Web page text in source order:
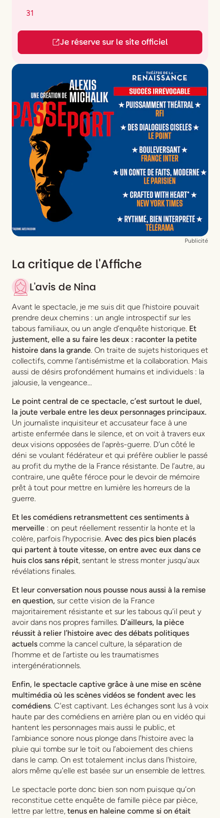
31
Je réserve sur le site officiel
Publicité
La critique de l'Affiche
L'avis de Nina
Avant le spectacle, je me suis dit que l’histoire pouvait
prendre deux chemins : un angle introspectif sur les
tabous familiaux, ou un angle d’enquête historique. Et
justement, elle a su faire les deux : raconter la petite
histoire dans la grande. On traite de sujets historiques et
collectifs, comme l’antisémistme et la collaboration. Mais
aussi de désirs profondément humains et individuels : la
jalousie, la vengeance…
Le point central de ce spectacle, c’est surtout le duel,
la joute verbale entre les deux personnages principaux.
Un journaliste inquisiteur et accusateur face à une
artiste enfermée dans le silence, et on voit à travers eux
deux visions opposées de l'après-guerre. D’un côté le
déni se voulant fédérateur et qui préfère oublier le passé
au profit du mythe de la France résistante. De l’autre, au
contraire, une quête féroce pour le devoir de mémoire
prêt à tout pour mettre en lumière les horreurs de la
guerre.
Et les comédiens retransmettent ces sentiments à
merveille : on peut réellement ressentir la honte et la
colère, parfois l’hypocrisie. Avec des pics bien placés
qui partent à toute vitesse, on entre avec eux dans ce
huis clos sans répit, sentant le stress monter jusqu'aux
révélations finales.
Et leur conversation nous pousse nous aussi à la remise
en question, sur cette vision de la France
majoritairement résistante et sur les tabous qu’il peut y
avoir dans nos propres familles. D’ailleurs, la pièce
réussit à relier l’histoire avec des débats politiques
actuels comme la cancel culture, la séparation de
l’homme et de l’artiste ou les traumatismes
intergénérationnels.
Enfin, le spectacle captive grâce à une mise en scène
multimédia où les scènes vidéos se fondent avec les
comédiens. C'est captivant. Les échanges sont lus à voix
haute par des comédiens en arrière plan ou en vidéo qui
hantent les personnages mais aussi le public, et
l’ambiance sonore nous plonge dans l'histoire avec la
pluie qui tombe sur le toit ou l’aboiement des chiens
dans le camp. On est totalement inclus dans l'histoire,
alors même qu'elle est basée sur un ensemble de lettres.
Le spectacle porte donc bien son nom puisque qu’on
reconstitue cette enquête de famille pièce par pièce,
lettre par lettre, tenus en haleine comme si on était